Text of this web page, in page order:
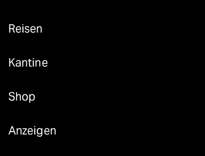
Reisen
Kantine
Shop
Anzeigen